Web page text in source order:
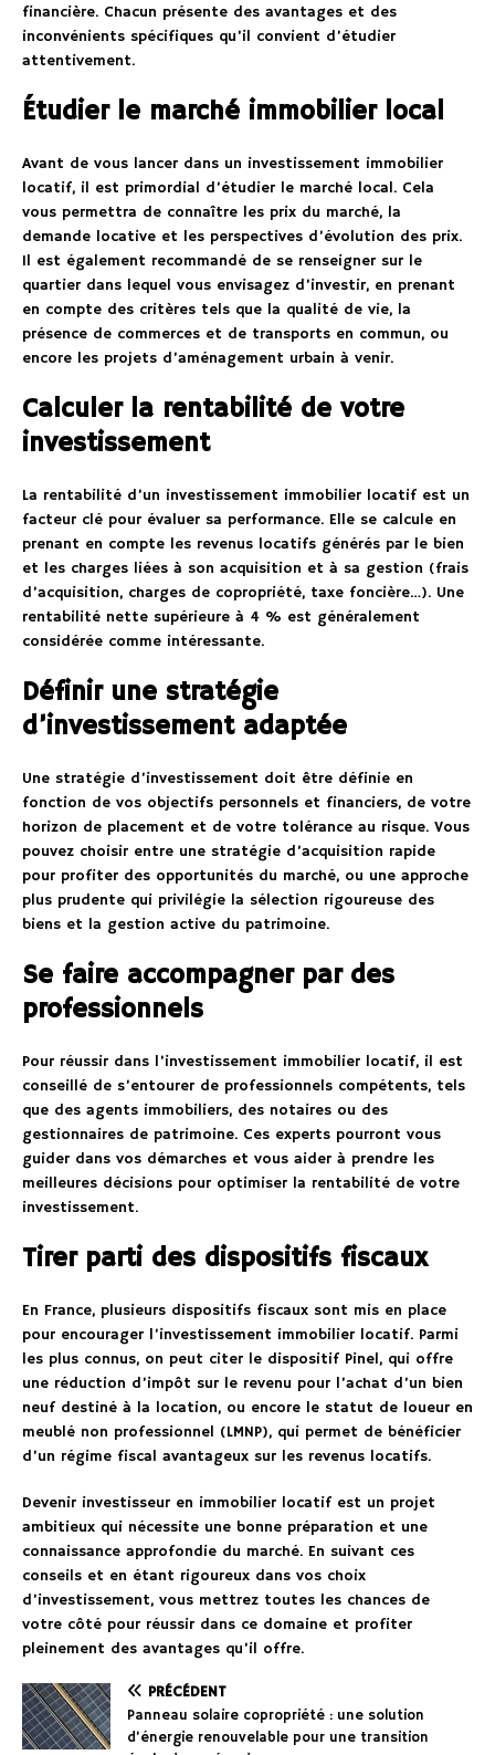
financière. Chacun présente des avantages et des
inconvénients spécifiques qu’il convient d’étudier
attentivement.
Étudier le marché immobilier local
Avant de vous lancer dans un investissement immobilier
locatif, il est primordial d’étudier le marché local. Cela
vous permettra de connaître les prix du marché, la
demande locative et les perspectives d’évolution des prix.
Il est également recommandé de se renseigner sur le
quartier dans lequel vous envisagez d’investir, en prenant
en compte des critères tels que la qualité de vie, la
présence de commerces et de transports en commun, ou
encore les projets d’aménagement urbain à venir.
Calculer la rentabilité de votre
investissement
La rentabilité d’un investissement immobilier locatif est un
facteur clé pour évaluer sa performance. Elle se calcule en
prenant en compte les revenus locatifs générés par le bien
et les charges liées à son acquisition et à sa gestion (frais
d’acquisition, charges de copropriété, taxe foncière…). Une
rentabilité nette supérieure à 4 % est généralement
considérée comme intéressante.
Définir une stratégie
d’investissement adaptée
Une stratégie d’investissement doit être définie en
fonction de vos objectifs personnels et financiers, de votre
horizon de placement et de votre tolérance au risque. Vous
pouvez choisir entre une stratégie d’acquisition rapide
pour profiter des opportunités du marché, ou une approche
plus prudente qui privilégie la sélection rigoureuse des
biens et la gestion active du patrimoine.
Se faire accompagner par des
professionnels
Pour réussir dans l’investissement immobilier locatif, il est
conseillé de s’entourer de professionnels compétents, tels
que des agents immobiliers, des notaires ou des
gestionnaires de patrimoine. Ces experts pourront vous
guider dans vos démarches et vous aider à prendre les
meilleures décisions pour optimiser la rentabilité de votre
investissement.
Tirer parti des dispositifs fiscaux
En France, plusieurs dispositifs fiscaux sont mis en place
pour encourager l’investissement immobilier locatif. Parmi
les plus connus, on peut citer le dispositif Pinel, qui offre
une réduction d’impôt sur le revenu pour l’achat d’un bien
neuf destiné à la location, ou encore le statut de loueur en
meublé non professionnel (LMNP), qui permet de bénéficier
d’un régime fiscal avantageux sur les revenus locatifs.
Devenir investisseur en immobilier locatif est un projet
ambitieux qui nécessite une bonne préparation et une
connaissance approfondie du marché. En suivant ces
conseils et en étant rigoureux dans vos choix
d’investissement, vous mettrez toutes les chances de
votre côté pour réussir dans ce domaine et profiter
pleinement des avantages qu’il offre.
PRÉCÉDENT
Panneau solaire copropriété : une solution
d’énergie renouvelable pour une transition